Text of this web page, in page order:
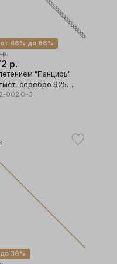
р.
46% до 66%
р.
"Панцирь"
925
002Ю-3
36%